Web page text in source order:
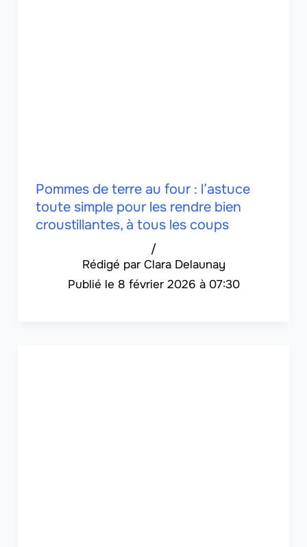
Pommes de terre au four : l’astuce
toute simple pour les rendre bien
croustillantes, à tous les coups
Clara Delaunay
/
8 février 2026 à 07:30